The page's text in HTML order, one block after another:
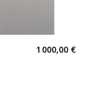
1 000,00 €